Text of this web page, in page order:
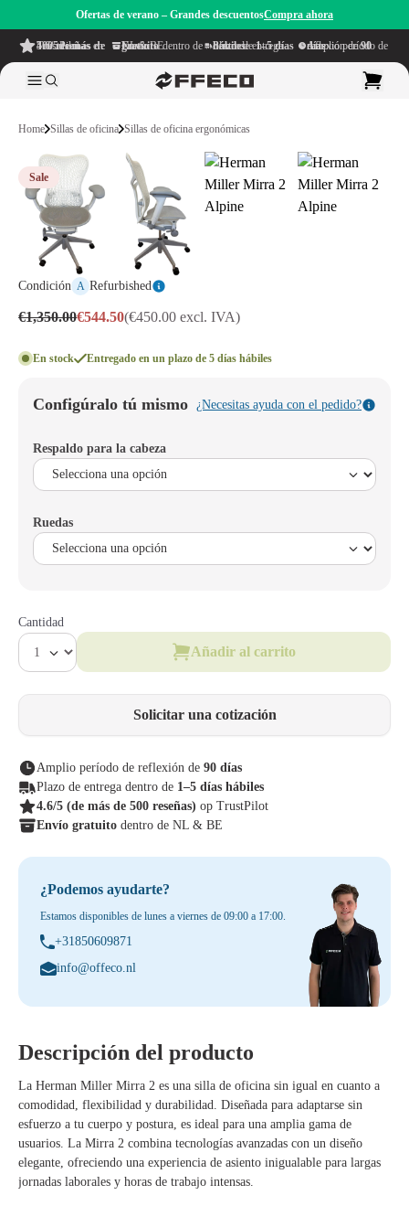
Ofertas de verano – Grandes descuentosCompra ahora
4.6/5
de más de 500 reseñas
en TrustPilot Envío gratuito
dentro de NL & BE Plazo de entrega dentro de
1–5 días hábiles Amplio período de reflexión de
90 días
Home Sillas de oficina Sillas de oficina ergonómicas
Sale
Condición A Refurbished
€1,350.00€544.50(€450.00 excl. IVA)
En stock Entregado en un plazo de 5 días hábiles
Configúralo tú mismo ¿Necesitas ayuda con el pedido?
Respaldo para la cabeza
Ruedas
Cantidad
Añadir al carrito
Solicitar una cotización
Amplio período de reflexión de 90 días
Plazo de entrega dentro de 1–5 días hábiles
4.6/5 (de más de 500 reseñas) op TrustPilot
Envío gratuito dentro de NL & BE
¿Podemos ayudarte?
Estamos disponibles de lunes a viernes de 09:00 a 17:00.
+31850609871
info@offeco.nl
Descripción del producto
La Herman Miller Mirra 2 es una silla de oficina sin igual en cuanto a
comodidad, flexibilidad y durabilidad. Diseñada para adaptarse sin
esfuerzo a tu cuerpo y postura, es ideal para una amplia gama de
usuarios. La Mirra 2 combina tecnologías avanzadas con un diseño
elegante, ofreciendo una experiencia de asiento inigualable para largas
jornadas laborales y horas de trabajo intensas.